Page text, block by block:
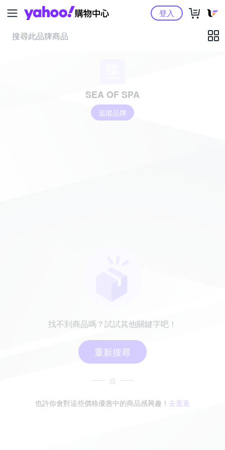
Yahoo購物中心登入
SEA OF SPA
追蹤品牌
找不到商品嗎？試試其他關鍵字吧！
重新搜尋
或
也許你會對這些價格優惠中的商品感興趣！ 去逛逛